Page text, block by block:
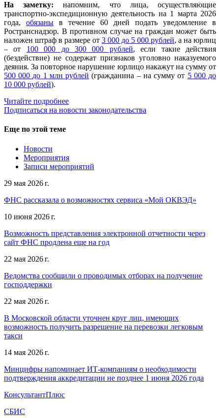
На заметку: напомним, что лица, осуществляющие
транспортно-экспедиционную деятельность на 1 марта 2026
года, обязаны в течение 60 дней подать уведомление в
Ространснадзор. В противном случае на граждан может быть
наложен штраф в размере от 3 000 до 5 000 рублей, а на юрлиц
– от 100 000 до 300 000 рублей, если такие действия
(бездействие) не содержат признаков уголовно наказуемого
деяния. За повторное нарушение юрлицо накажут на сумму от
500 000 до 1 млн рублей (гражданина – на сумму от 5 000 до
10 000 рублей).
Читайте подробнее
Подписаться на новости законодательства
Еще по этой теме
Новости
Мероприятия
Записи мероприятий
29 мая 2026 г.
ФНС рассказала о возможностях сервиса «Мой ОКВЭД»
10 июня 2026 г.
Возможность представления электронной отчетности через
сайт ФНС продлена еще на год
22 мая 2026 г.
Ведомства сообщили о проводимых отборах на получение
господдержки
22 мая 2026 г.
В Московской области уточнен круг лиц, имеющих
возможность получить разрешение на перевозки легковым
такси
14 мая 2026 г.
Минцифры напоминает ИТ-компаниям о необходимости
подтверждения аккредитации не позднее 1 июня 2026 года
КонсультантПлюс
СБИС